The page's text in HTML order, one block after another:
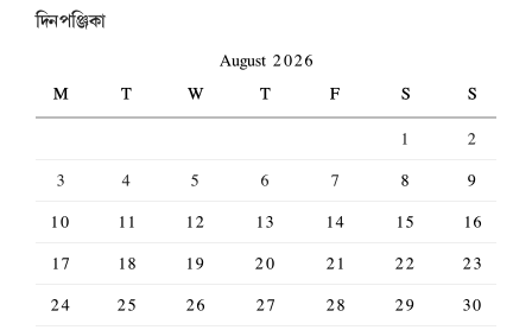
দিনপঞ্জিকা
August 2026
M
T W T F S
S
1
2
3
4 5 6 7 8
9
10
11 12 13 14 15
16
17
18 19 20 21 22
23
24
25 26 27 28 29
30